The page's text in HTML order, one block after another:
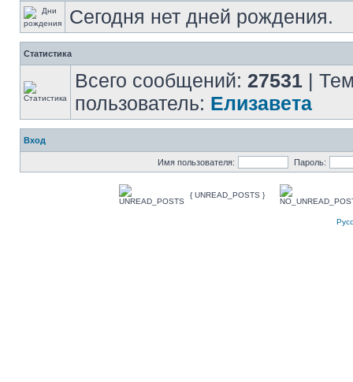
Сегодня нет дней рождения.
Статистика
Всего сообщений: 27531 |
пользователь: Елизавета
Вход
Имя пользователя: Пароль:
{ UNREAD_POSTS }